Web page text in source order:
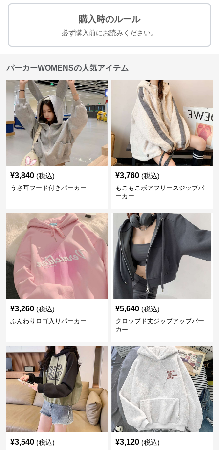
購入時のルール
必ず購入前にお読みください。
パーカーWOMENSの人気アイテム
¥3,840 (税込)
うさ耳フード付きパーカー
¥3,760 (税込)
もこもこボアフリースジップパ
ーカー
¥3,260 (税込)
ふんわりロゴ入りパーカー
¥5,640 (税込)
クロップド丈ジップアップパー
カー
¥3,540 (税込) ¥3,120 (税込)